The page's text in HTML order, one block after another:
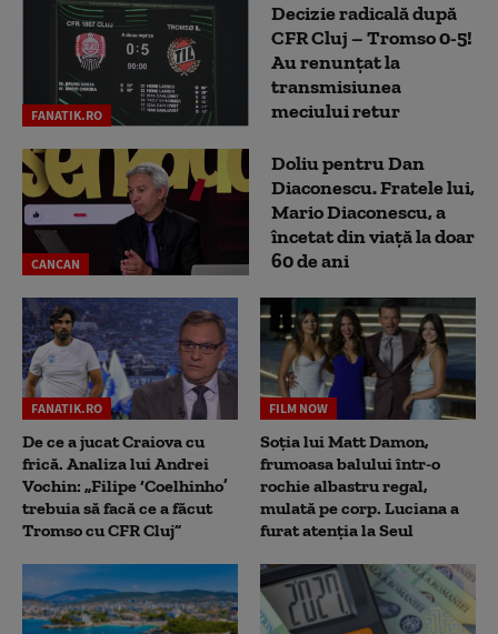
FANATIK.RO
Decizie radicală după
CFR Cluj – Tromso 0-5!
Au renunțat la
transmisiunea
meciului retur
CANCAN
Doliu pentru Dan
Diaconescu. Fratele lui,
Mario Diaconescu, a
încetat din viață la doar
60 de ani
FANATIK.RO
De ce a jucat Craiova cu
frică. Analiza lui Andrei
Vochin: „Filipe ‘Coelhinho’
trebuia să facă ce a făcut
Tromso cu CFR Cluj”
FILM NOW
Soția lui Matt Damon,
frumoasa balului într-o
rochie albastru regal,
mulată pe corp. Luciana a
furat atenția la Seul